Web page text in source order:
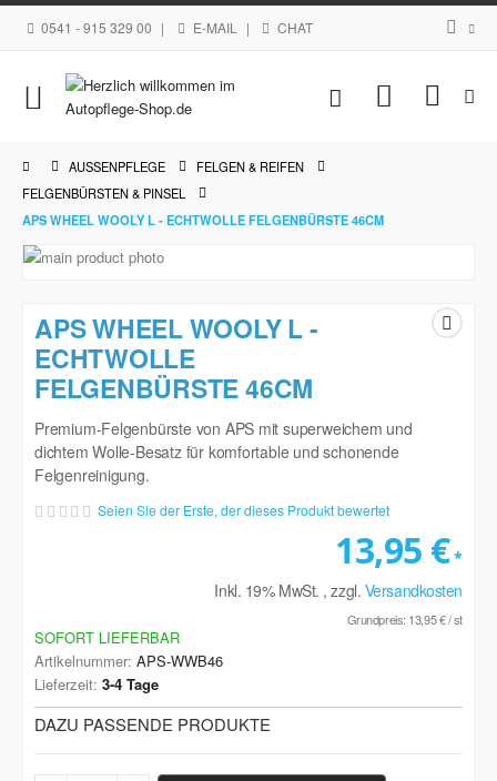
0541 - 915 329 00 | E-MAIL | CHAT
Navigation
umschalten
Mein
AUSSENPFLEGE
FELGEN & REIFEN
FELGENBÜRSTEN & PINSEL
APS WHEEL WOOLY L - ECHTWOLLE FELGENBÜRSTE 46CM
Zum
Bildgalerie
springen
Anfang
der
Bildgalerie
springen
APS WHEEL WOOLY L -
ECHTWOLLE
FELGENBÜRSTE 46CM
Premium-Felgenbürste von APS mit superweichem und
dichtem Wolle-Besatz für komfortable und schonende
Felgenreinigung.
Seien Sie der Erste, der dieses Produkt bewertet
13,95 €
Inkl. 19% MwSt. ,zzgl. Versandkosten
Grundpreis: 13,95 €/ st
SOFORT LIEFERBAR
Artikelnummer APS-WWB46
Lieferzeit 3-4 Tage
DAZU PASSENDE PRODUKTE